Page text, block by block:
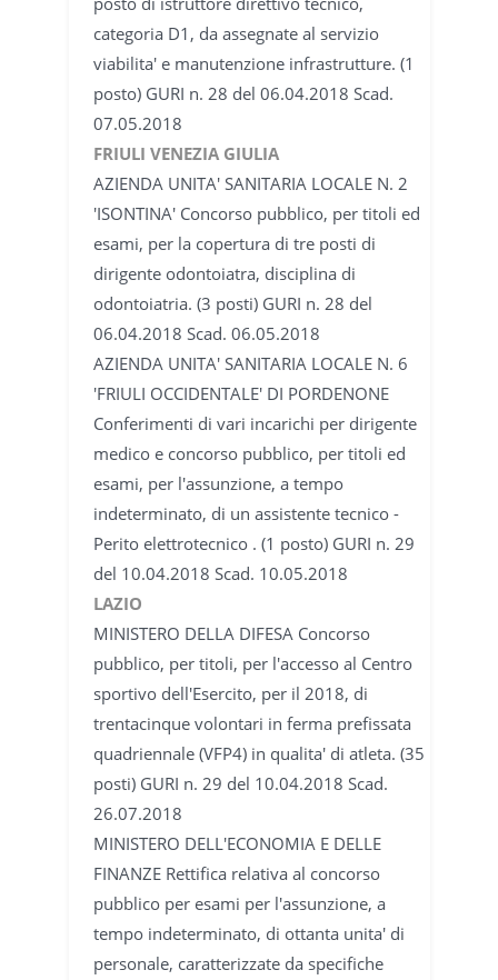
categoria D1, da assegnate al servizio
viabilita' e manutenzione infrastrutture. (1
posto) GURI n. 28 del 06.04.2018 Scad.
07.05.2018
FRIULI VENEZIA GIULIA
AZIENDA UNITA' SANITARIA LOCALE N. 2
'ISONTINA' Concorso pubblico, per titoli ed
esami, per la copertura di tre posti di
dirigente odontoiatra, disciplina di
odontoiatria. (3 posti) GURI n. 28 del
06.04.2018 Scad. 06.05.2018
AZIENDA UNITA' SANITARIA LOCALE N. 6
'FRIULI OCCIDENTALE' DI PORDENONE
Conferimenti di vari incarichi per dirigente
medico e concorso pubblico, per titoli ed
esami, per l'assunzione, a tempo
indeterminato, di un assistente tecnico -
Perito elettrotecnico . (1 posto) GURI n. 29
del 10.04.2018 Scad. 10.05.2018
LAZIO
MINISTERO DELLA DIFESA Concorso
pubblico, per titoli, per l'accesso al Centro
sportivo dell'Esercito, per il 2018, di
trentacinque volontari in ferma prefissata
quadriennale (VFP4) in qualita' di atleta. (35
posti) GURI n. 29 del 10.04.2018 Scad.
26.07.2018
MINISTERO DELL'ECONOMIA E DELLE
FINANZE Rettifica relativa al concorso
pubblico per esami per l'assunzione, a
tempo indeterminato, di ottanta unita' di
personale, caratterizzate da specifiche